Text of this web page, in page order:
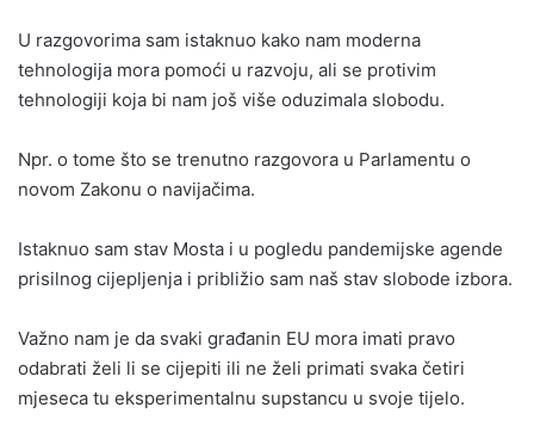
U razgovorima sam istaknuo kako nam moderna
tehnologija mora pomoći u razvoju, ali se protivim
tehnologiji koja bi nam još više oduzimala slobodu.
Npr. o tome što se trenutno razgovora u Parlamentu o
novom Zakonu o navijačima.
Istaknuo sam stav Mosta i u pogledu pandemijske agende
prisilnog cijepljenja i približio sam naš stav slobode izbora.
Važno nam je da svaki građanin EU mora imati pravo
odabrati želi li se cijepiti ili ne želi primati svaka četiri
mjeseca tu eksperimentalnu supstancu u svoje tijelo.